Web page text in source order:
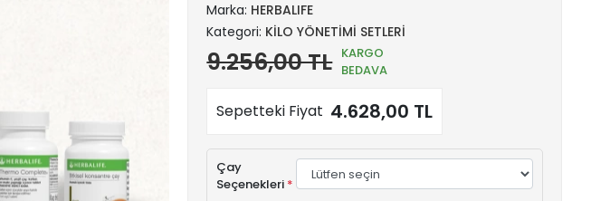
Marka: HERBALIFE
Kategori: KİLO YÖNETİMİ SETLERİ
9.256,00 TL KARGO
BEDAVA
Sepetteki Fiyat 4.628,00 TL
Çay
Seçenekleri *